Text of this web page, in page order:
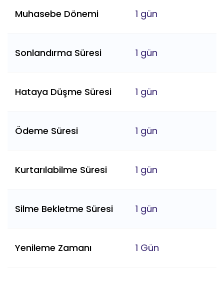
Muhasebe Dönemi 1 gün
Sonlandırma Süresi 1 gün
Hataya Düşme Süresi 1 gün
Ödeme Süresi 1 gün
Kurtarılabilme Süresi 1 gün
Silme Bekletme Süresi 1 gün
Yenileme Zamanı 1 Gün